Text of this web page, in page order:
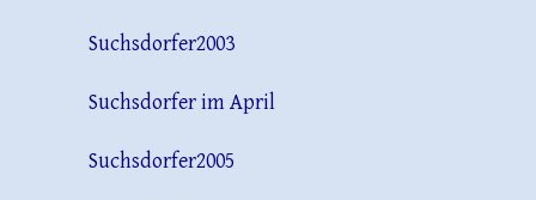
Suchsdorfer2003
Suchsdorfer im April
Suchsdorfer2005